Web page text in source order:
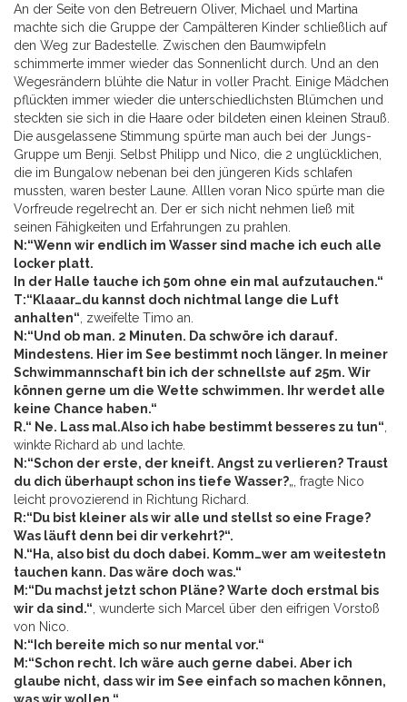
An der Seite von den Betreuern Oliver, Michael und Martina
machte sich die Gruppe der Campälteren Kinder schließlich auf
den Weg zur Badestelle. Zwischen den Baumwipfeln
schimmerte immer wieder das Sonnenlicht durch. Und an den
Wegesrändern blühte die Natur in voller Pracht. Einige Mädchen
pflückten immer wieder die unterschiedlichsten Blümchen und
steckten sie sich in die Haare oder bildeten einen kleinen Strauß.
Die ausgelassene Stimmung spürte man auch bei der Jungs-
Gruppe um Benji. Selbst Philipp und Nico, die 2 unglücklichen,
die im Bungalow nebenan bei den jüngeren Kids schlafen
mussten, waren bester Laune. Alllen voran Nico spürte man die
Vorfreude regelrecht an. Der er sich nicht nehmen ließ mit
seinen Fähigkeiten und Erfahrungen zu prahlen.
N:“Wenn wir endlich im Wasser sind mache ich euch alle
locker platt.
In der Halle tauche ich 50m ohne ein mal aufzutauchen.“
T:“Klaaar…du kannst doch nichtmal lange die Luft
anhalten“, zweifelte Timo an.
N:“Und ob man. 2 Minuten. Da schwöre ich darauf.
Mindestens. Hier im See bestimmt noch länger. In meiner
Schwimmannschaft bin ich der schnellste auf 25m. Wir
können gerne um die Wette schwimmen. Ihr werdet alle
keine Chance haben.“
R.“ Ne. Lass mal.Also ich habe bestimmt besseres zu tun“,
winkte Richard ab und lachte.
N:“Schon der erste, der kneift. Angst zu verlieren? Traust
du dich überhaupt schon ins tiefe Wasser?„, fragte Nico
leicht provozierend in Richtung Richard.
R:“Du bist kleiner als wir alle und stellst so eine Frage?
Was läuft denn bei dir verkehrt?“.
N.“Ha, also bist du doch dabei. Komm…wer am weitestetn
tauchen kann. Das wäre doch was.“
M:“Du machst jetzt schon Pläne? Warte doch erstmal bis
wir da sind.“, wunderte sich Marcel über den eifrigen Vorstoß
von Nico.
N:“Ich bereite mich so nur mental vor.“
M:“Schon recht. Ich wäre auch gerne dabei. Aber ich
glaube nicht, dass wir im See einfach so machen können,